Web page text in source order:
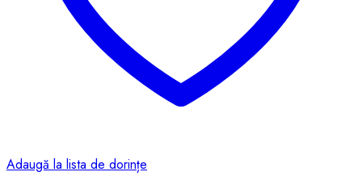
Adaugă la lista de dorințe